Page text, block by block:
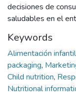
decisiones de
saludables en el
Keywords
Alimentación
packaging,
Child nutrition,
Nutritional